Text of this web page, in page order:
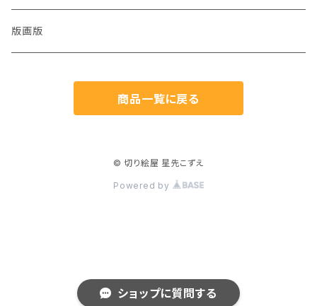
ショップに質問する
猫
版画版
商品一覧に戻る
© 切り絵屋 星先こずえ
Powered by